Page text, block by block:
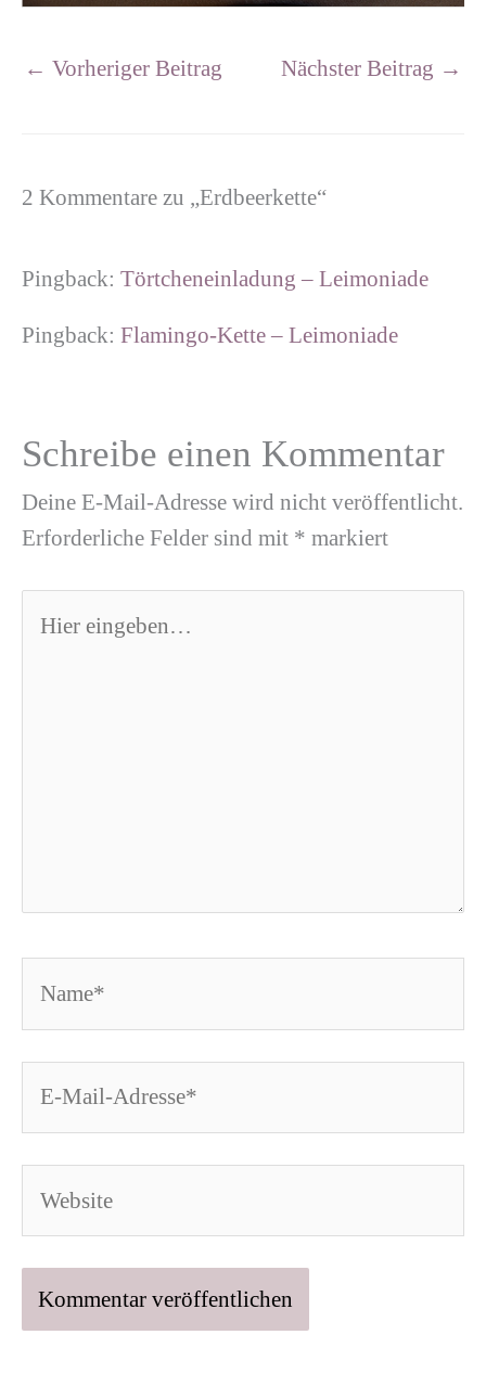
← Vorheriger Beitrag Nächster Beitrag →
2 Kommentare zu „Erdbeerkette“
Pingback: Törtcheneinladung – Leimoniade
Pingback: Flamingo-Kette – Leimoniade
Schreibe einen Kommentar
Deine E-Mail-Adresse wird nicht veröffentlicht.
Erforderliche Felder sind mit * markiert
eingeben…